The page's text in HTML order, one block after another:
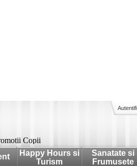
Copii
Happy Hours si
Turism
Sanatate si
Frumusete